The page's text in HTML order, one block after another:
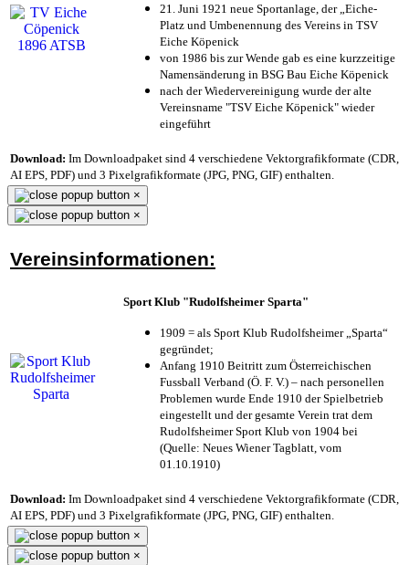
21. Juni 1921 neue Sportanlage, der „Eiche-
Platz und Umbenennung des Vereins in TSV
Eiche Köpenick
von 1986 bis zur Wende gab es eine kurzzeitige
Namensänderung in BSG Bau Eiche Köpenick
nach der Wiedervereinigung wurde der alte
Vereinsname "TSV Eiche Köpenick" wieder
eingeführt
Download: Im Downloadpaket sind 4 verschiedene Vektorgrafikformate (CDR,
AI EPS, PDF) und 3 Pixelgrafikformate (JPG, PNG, GIF) enthalten.
×
×
Vereinsinformationen:
Sport Klub "Rudolfsheimer Sparta"
1909 = als Sport Klub Rudolfsheimer „Sparta“
gegründet;
Anfang 1910 Beitritt zum Österreichischen
Fussball Verband (Ö. F. V.) – nach personellen
Problemen wurde Ende 1910 der Spielbetrieb
eingestellt und der gesamte Verein trat dem
Rudolfsheimer Sport Klub von 1904 bei
(Quelle: Neues Wiener Tagblatt, vom
01.10.1910)
Download: Im Downloadpaket sind 4 verschiedene Vektorgrafikformate (CDR,
AI EPS, PDF) und 3 Pixelgrafikformate (JPG, PNG, GIF) enthalten.
×
×